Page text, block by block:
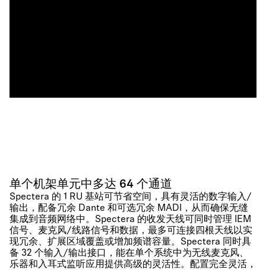
单个机架单元中多达 64 个通道
Spectera 的 1 RU 基站可节省空间，具有灵活的数字输入/
输出，配备冗余 Dante 和可选冗余 MADI，从而确保无缝
集成到音频网络中。Spectera 的收发天线可同时管理 IEM
信号、麦克风/线路信号和数据，最多可连接四根天线以实
现冗余、扩展区域覆盖或增加频谱容量。Spectera 同时具
备 32 个输入/输出接口，能在单个系统中为无线麦克风、
乐器和入耳式监听应用提供高级的灵活性。配置完全灵活，